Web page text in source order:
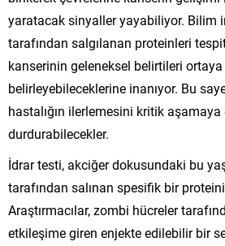
yaratacak sinyaller yayabiliyor. Bilim
tarafından salgılanan proteinleri
kanserinin geleneksel belirtileri
belirleyebileceklerine inanıyor. Bu
hastalığın ilerlemesini kritik aşamaya
durdurabilecekler.
İdrar testi, akciğer dokusundaki bu
tarafından salınan spesifik bir
Araştırmacılar, zombi hücreler
etkileşime giren enjekte edilebilir bir